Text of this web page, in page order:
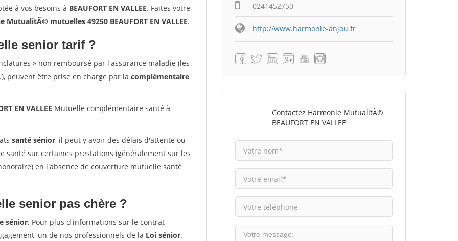
à vos besoins à BEAUFORT EN VALLEE. Faites votre
MutualitÃ© mutuelles 49250 BEAUFORT EN VALLEE.
senior tarif ?
» non remboursé par l'assurance maladie (les
peuvent être prise en charge par la complémentaire
EN VALLEE Mutuelle complémentaire santé à
santé sénior, il peut y avoir des délais d'attente ou
sur certaines prestations (généralement sur les
en l'absence de couverture mutuelle santé
senior pas chère ?
sénior. Pour plus d'informations sur le contrat
un de nos professionnels de la Loi sénior.
0241452750
http://www.harmonie-anjou.fr
Contactez Harmonie MutualitÃ©
BEAUFORT EN VALLEE